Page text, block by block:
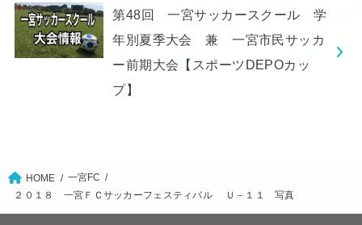
第48回 一宮サッカースクール 学
年別夏季大会 兼 一宮市民サッカ
ー前期大会【スポーツDEPOカッ
プ】
HOME
一宮FC
２０１８ 一宮ＦＣサッカーフェスティバル Ｕ－１１ 写真